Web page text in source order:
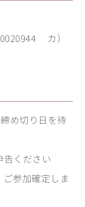
カ）
め切り日を待
ください
参加確定しま